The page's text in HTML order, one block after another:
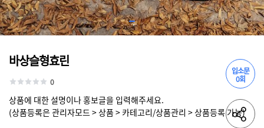
입소문
0회
바상슬형효린
0
상품에 대한 설명이나 홍보글을 입력해주세요.
(상품등록은 관리자모드 > 상품 > 카테고리/상품관리 > 상품등록 가능)